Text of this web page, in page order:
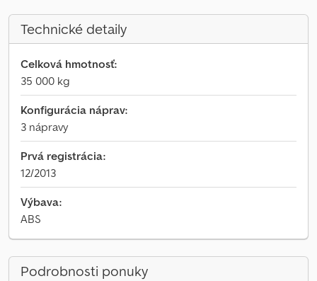
Technické detaily
Celková hmotnosť:
35 000 kg
Konfigurácia náprav:
3 nápravy
Prvá registrácia:
12/2013
Výbava:
ABS
Podrobnosti ponuky